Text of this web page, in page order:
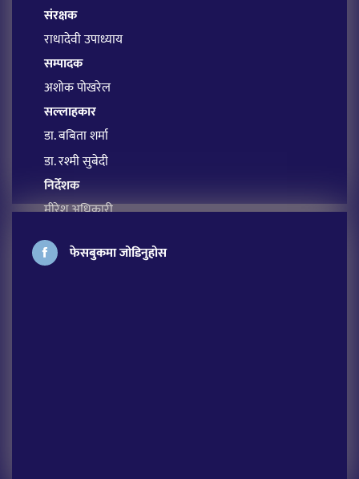
संरक्षक
राधादेवी उपाध्याय
सम्पादक
अशोक पोखरेल
सल्लाहकार
डा. बबिता शर्मा
डा. रश्मी सुबेदी
निर्देशक
मीरेश अधिकारी
सावित्रा आचार्य
फेसबुकमा जोडिनुहोस